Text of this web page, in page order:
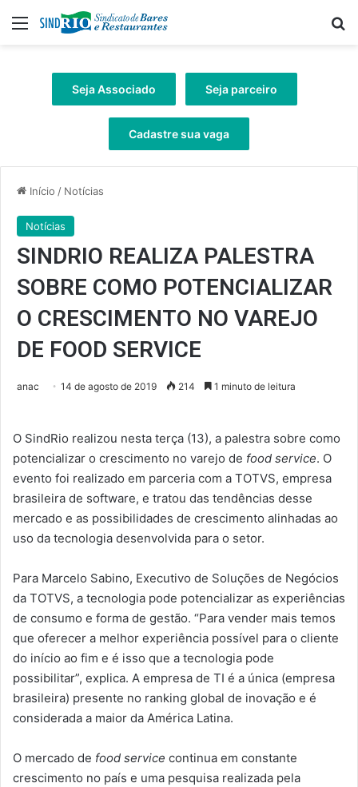
Menu
Seja Associado Seja parceiro
Cadastre sua vaga
Início / Notícias
Notícias
SINDRIO REALIZA PALESTRA
SOBRE COMO POTENCIALIZAR
O CRESCIMENTO NO VAREJO
DE FOOD SERVICE
anac 14 de agosto de 2019 214 1 minuto de leitura
O SindRio realizou nesta terça (13), a palestra sobre como
potencializar o crescimento no varejo de food service. O
evento foi realizado em parceria com a TOTVS, empresa
brasileira de software, e tratou das tendências desse
mercado e as possibilidades de crescimento alinhadas ao
uso da tecnologia desenvolvida para o setor.
Para Marcelo Sabino, Executivo de Soluções de Negócios
da TOTVS, a tecnologia pode potencializar as experiências
de consumo e forma de gestão. “Para vender mais temos
que oferecer a melhor experiência possível para o cliente
do início ao fim e é isso que a tecnologia pode
possibilitar”, explica. A empresa de TI é a única (empresa
brasileira) presente no ranking global de inovação e é
considerada a maior da América Latina.
O mercado de food service continua em constante
crescimento no país e uma pesquisa realizada pela